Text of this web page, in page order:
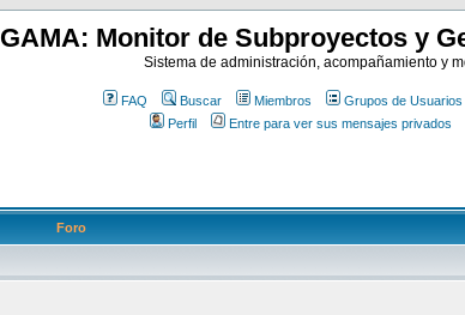
GAMA: Monitor de Subproyectos y
Sistema de administración, acompañamiento y
FAQ Buscar Miembros Grupos de Usuarios
Perfil
Entre para ver sus mensajes privados
Foro